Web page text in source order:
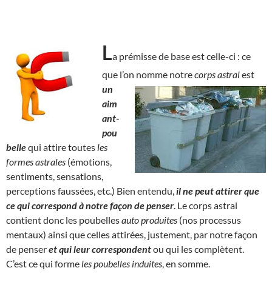
La prémisse de base est celle-ci : ce
que l’on nomme notrecorps astralest
un
aim
ant-
pou
bellequi attire toutes les
formes astrales (émotions,
sentiments, sensations,
perceptions faussées, etc.) Bien entendu, il ne peut attirer que
ce qui correspond à notre façon de penser . Le corps astral
contient donc les poubellesauto produites (nos processus
mentaux) ainsi que celles attirées, justement, par notre façon
de penseret quileur correspondentou qui les complètent.
C’est ce qui forme les poubelles induites , en somme.